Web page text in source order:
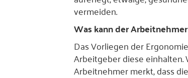
vermeiden.
Was kann der
Das Vorliegen der
Arbeitgeber diese einhalten.
Arbeitnehmer merkt, dass